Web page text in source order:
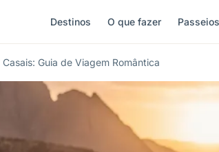
Destinos O que fazer Passeios
Guia de Viagem Romântica